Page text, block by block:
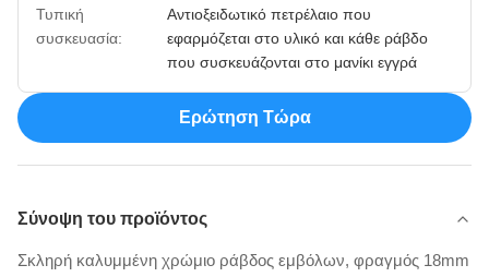
Τυπική
συσκευασία:
Αντιοξειδωτικό πετρέλαιο που
εφαρμόζεται στο υλικό και κάθε ράβδο
που συσκευάζονται στο μανίκι εγγρά
Ερώτηση Τώρα
Σύνοψη του προϊόντος
Σκληρή καλυμμένη χρώμιο ράβδος εμβόλων, φραγμός 18mm